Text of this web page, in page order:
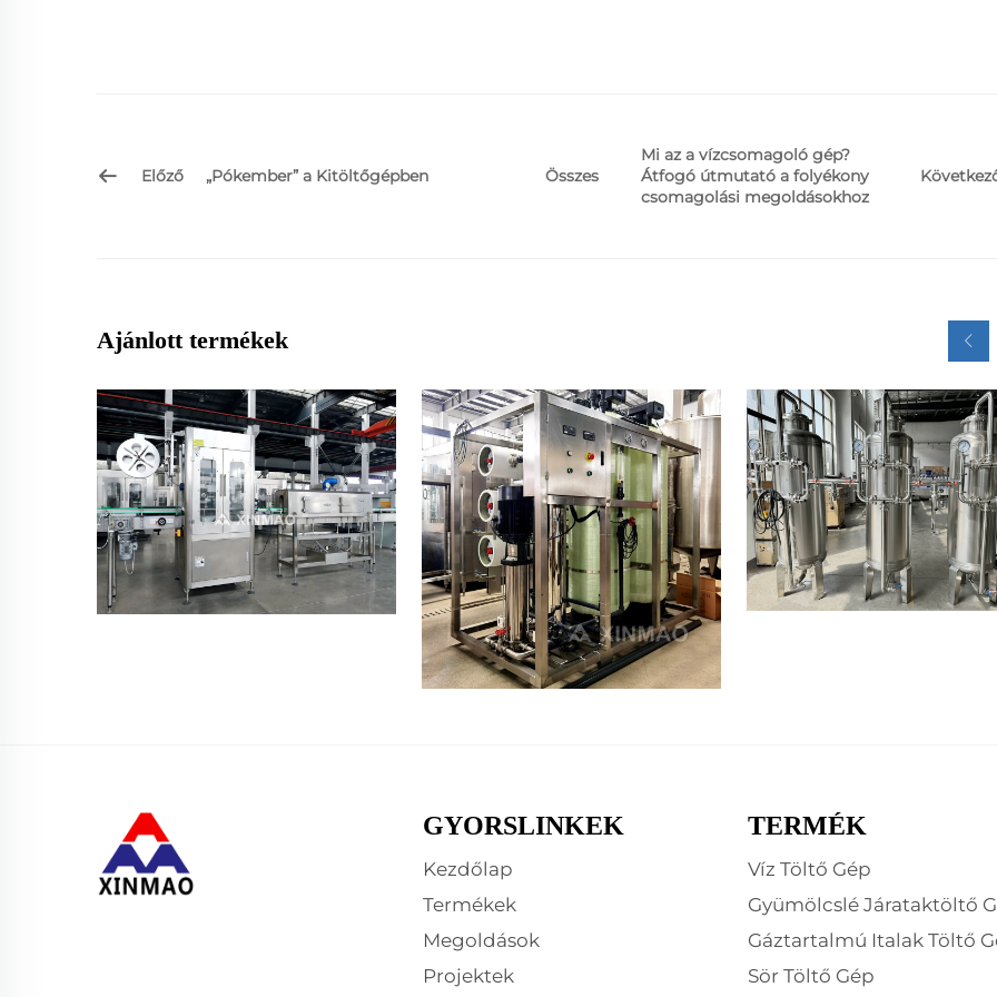
Előző „Pókember” a Kitöltőgépben Összes
Mi az a vízcsomagoló gép?
Átfogó útmutató a folyékony
csomagolási megoldásokhoz
Ajánlott termékek
GYORSLINKEK
Kezdőlap
Termékek
Megoldások
Projektek
TERMÉK
Víz Töltő Gép
Gyümölcslé Járataktöltő
Gáztartalmú Italak Töltő
Sör Töltő Gép